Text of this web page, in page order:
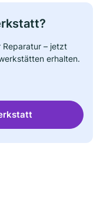
Reparatur – jetzt
erhalten.